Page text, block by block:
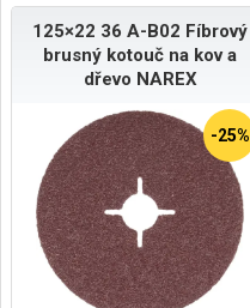
125×22 36 A-B02 Fíbrový
brusný kotouč na kov a
dřevo NAREX
-25%